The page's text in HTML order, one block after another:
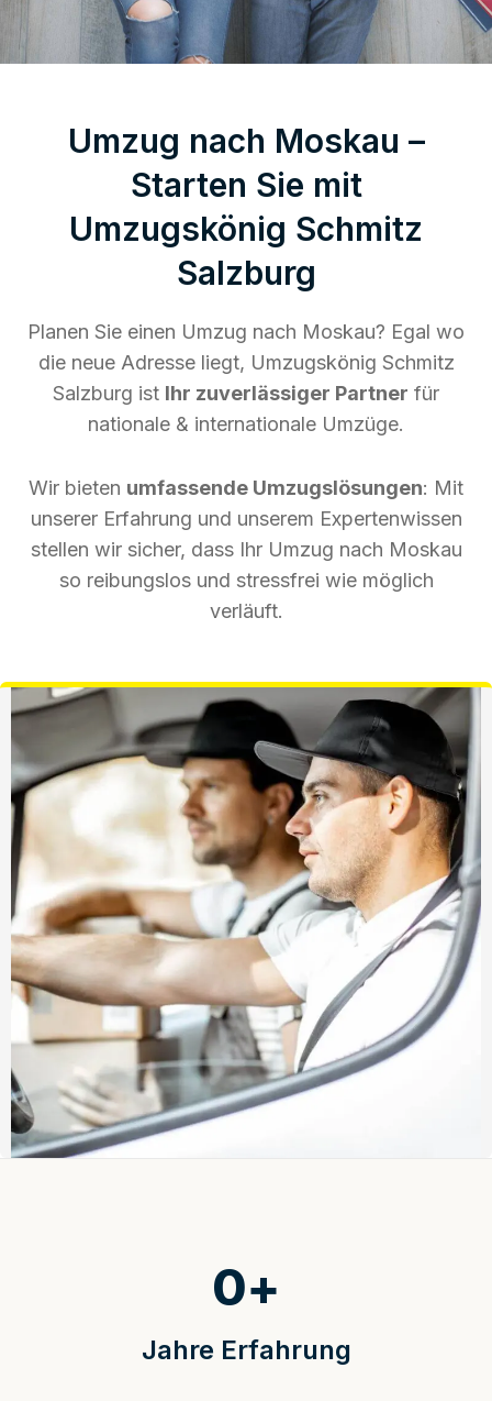
Umzug nach Moskau –
Starten Sie mit
Umzugskönig Schmitz
Salzburg
Planen Sie einen Umzug nach Moskau? Egal wo
die neue Adresse liegt, Umzugskönig Schmitz
Salzburg ist Ihr zuverlässiger Partner für
nationale & internationale Umzüge.
Wir bieten umfassende Umzugslösungen: Mit
unserer Erfahrung und unserem Expertenwissen
stellen wir sicher, dass Ihr Umzug nach Moskau
so reibungslos und stressfrei wie möglich
verläuft.
Jahre Erfahrung
0+